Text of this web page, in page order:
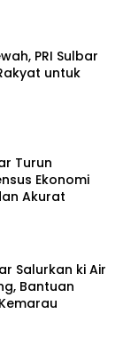
PRI Sulbar
untuk
Turun
Ekonomi
Akurat
Salurkan ki Air
Bantuan